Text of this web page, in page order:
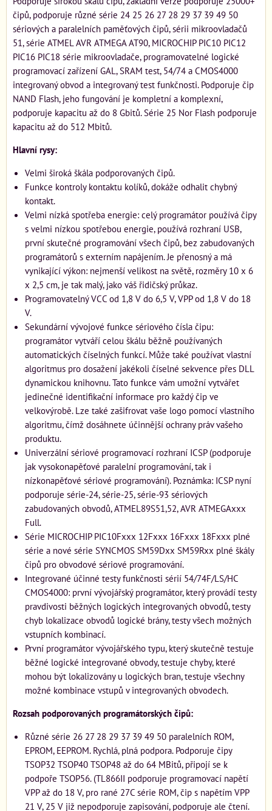
čipů, podporuje různé série 24 25 26 27 28 29 37 39 49 50
sériových a paralelních paměťových čipů, sérii mikroovladačů
51, série ATMEL AVR ATMEGA AT90, MICROCHIP PIC10 PIC12
PIC16 PIC18 série mikroovladače, programovatelné logické
programovací zařízení GAL, SRAM test, 54/74 a CMOS4000
integrovaný obvod a integrovaný test funkčnosti. Podporuje čip
NAND Flash, jeho fungování je kompletní a komplexní,
podporuje kapacitu až do 8 Gbitů. Série 25 Nor Flash podporuje
kapacitu až do 512 Mbitů.
Hlavní rysy:
Velmi široká škála podporovaných čipů.
Funkce kontroly kontaktu kolíků, dokáže odhalit chybný
kontakt.
Velmi nízká spotřeba energie: celý programátor používá čipy
s velmi nízkou spotřebou energie, používá rozhraní USB,
první skutečné programování všech čipů, bez zabudovaných
programátorů s externím napájením. Je přenosný a má
vynikající výkon: nejmenší velikost na světě, rozměry 10 x 6
x 2,5 cm, je tak malý, jako váš řidičský průkaz.
Programovatelný VCC od 1,8 V do 6,5 V, VPP od 1,8 V do 18
V.
Sekundární vývojové funkce sériového čísla čipu:
programátor vytváří celou škálu běžně používaných
automatických číselných funkcí. Může také používat vlastní
algoritmus pro dosažení jakékoli číselné sekvence přes DLL
dynamickou knihovnu. Tato funkce vám umožní vytvářet
jedinečné identifikační informace pro každý čip ve
velkovýrobě. Lze také zašifrovat vaše logo pomocí vlastního
algoritmu, čímž dosáhnete účinnější ochrany práv vašeho
produktu.
Univerzální sériové programovací rozhraní ICSP (podporuje
jak vysokonapěťové paralelní programování, tak i
nízkonapěťové sériové programování). Poznámka: ICSP nyní
podporuje série-24, série-25, série-93 sériových
zabudovaných obvodů, ATMEL89S51,52, AVR ATMEGAxxx
Full.
Série MICROCHIP PIC10Fxxx 12Fxxx 16Fxxx 18Fxxx plné
série a nové série SYNCMOS SM59Dxx SM59Rxx plné škály
čipů pro obvodové sériové programování.
Integrované účinné testy funkčnosti sérií 54/74F/LS/HC
CMOS4000: první vývojářský programátor, který provádí testy
pravdivosti běžných logických integrovaných obvodů, testy
chyb lokalizace obvodů logické brány, testy všech možných
vstupních kombinací.
První programátor vývojářského typu, který skutečně testuje
běžné logické integrované obvody, testuje chyby, které
mohou být lokalizovány u logických bran, testuje všechny
možné kombinace vstupů v integrovaných obvodech.
Rozsah podporovaných programátorských čipů:
Různé série 26 27 28 29 37 39 49 50 paralelních ROM,
EPROM, EEPROM. Rychlá, plná podpora. Podporuje čipy
TSOP32 TSOP40 TSOP48 až do 64 MBitů, připojí se k
podpoře TSOP56. (TL866II podporuje programovací napětí
VPP až do 18 V, pro rané 27C série ROM, čip s napětím VPP
21 V, 25 V již nepodporuje zapisování, podporuje ale čtení.